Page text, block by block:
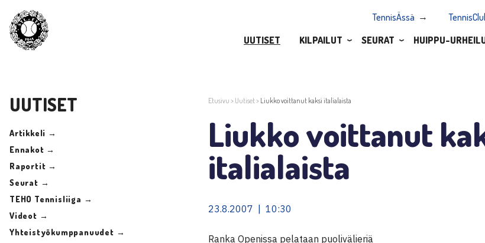
TennisÄssä
UUTISET
KILPAILUT SEURAT HUIPPU-
UUTISET
Artikkeli →
Ennakot →
Raportit →
Seurat →
TEHO Tennisliiga →
Videot →
Yhteistyökumppanuudet →
Etusivu > Uutiset> Liukko voittanut kaksi italialaista
Liukko voittanut
italialaista
23.8.2007 | 10:30
Ranka Openissa pelataan puolivälieriä